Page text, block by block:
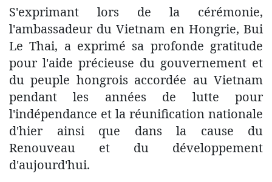
S'exprimant lors de la cérémonie,
l'ambassadeur du Vietnam en Hongrie, Bui
Le Thai, a exprimé sa profonde gratitude
pour l'aide précieuse du gouvernement et
du peuple hongrois accordée au Vietnam
pendant les années de lutte pour
l'indépendance et la réunification nationale
d'hier ainsi que dans la cause du
Renouveau et du développement
d'aujourd'hui.